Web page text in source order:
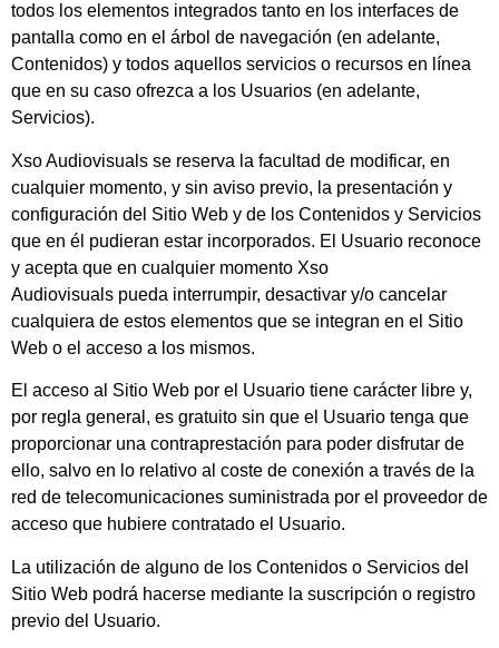
todos los elementos integrados tanto en los interfaces de
pantalla como en el árbol de navegación (en adelante,
Contenidos) y todos aquellos servicios o recursos en línea
que en su caso ofrezca a los Usuarios (en adelante,
Servicios).
Xso Audiovisuals se reserva la facultad de modificar, en
cualquier momento, y sin aviso previo, la presentación y
configuración del Sitio Web y de los Contenidos y Servicios
que en él pudieran estar incorporados. El Usuario reconoce
y acepta que en cualquier momento Xso
Audiovisuals pueda interrumpir, desactivar y/o cancelar
cualquiera de estos elementos que se integran en el Sitio
Web o el acceso a los mismos.
El acceso al Sitio Web por el Usuario tiene carácter libre y,
por regla general, es gratuito sin que el Usuario tenga que
proporcionar una contraprestación para poder disfrutar de
ello, salvo en lo relativo al coste de conexión a través de la
red de telecomunicaciones suministrada por el proveedor de
acceso que hubiere contratado el Usuario.
La utilización de alguno de los Contenidos o Servicios del
Sitio Web podrá hacerse mediante la suscripción o registro
previo del Usuario.